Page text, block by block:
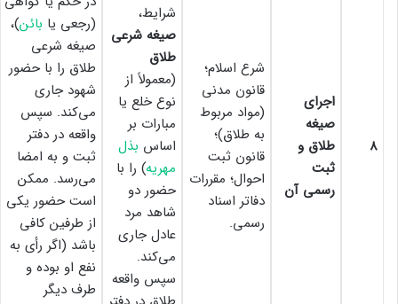
۸
اجرای
صیغه
طلاق و
ثبت
رسمی آن
شرع اسلام؛
قانون مدنی
(مواد مربوط
به طلاق)؛
قانون ثبت
احوال؛ مقررات
دفاتر اسناد
رسمی.
شرایط،
صیغه شرعی
طلاق
(معمولاً از
نوع خلع یا
مبارات بر
اساس بذل
مهریه) را با
حضور دو
شاهد مرد
عادل جاری
می‌کند.
سپس واقعه
(رجعی یا بائن)،
صیغه شرعی
طلاق را با حضور
شهود جاری
می‌کند. سپس
واقعه در دفتر
ثبت و به امضا
می‌رسد. ممکن
است حضور یکی
از طرفین کافی
باشد (اگر رأی به
نفع او بوده و
طرف دیگر